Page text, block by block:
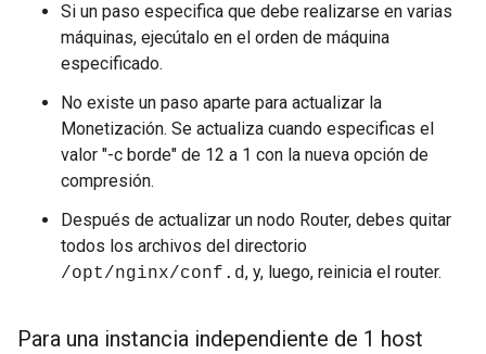
Si un paso especifica que debe realizarse en varias
máquinas, ejecútalo en el orden de máquina
especificado.
No existe un paso aparte para actualizar la
Monetización. Se actualiza cuando especificas el
valor "-c borde" de 12 a 1 con la nueva opción de
compresión.
Después de actualizar un nodo Router, debes quitar
todos los archivos del directorio
/opt/nginx/conf.d, y, luego, reinicia el router.
Para una instancia independiente de 1 host